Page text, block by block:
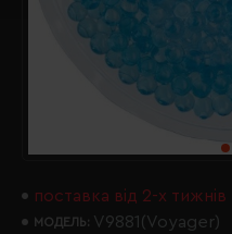
поставка від 2-х тижнів
МОДЕЛЬ: V9881(Voyager)